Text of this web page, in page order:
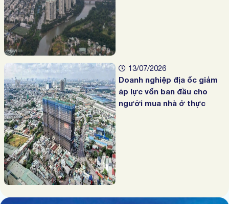
13/07/2026
Doanh nghiệp địa ốc giảm
áp lực vốn ban đầu cho
người mua nhà ở thực